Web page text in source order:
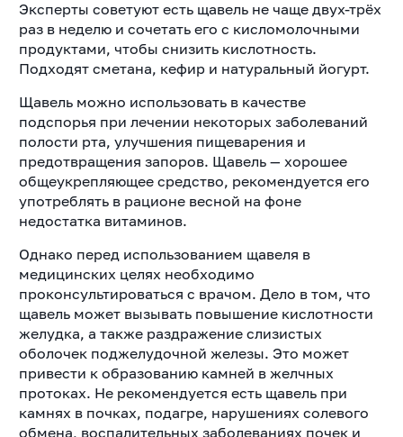
Эксперты советуют есть щавель не чаще двух-трёх
раз в неделю и сочетать его с кисломолочными
продуктами, чтобы снизить кислотность.
Подходят сметана, кефир и натуральный йогурт.
Щавель можно использовать в качестве
подспорья при лечении некоторых заболеваний
полости рта, улучшения пищеварения и
предотвращения запоров. Щавель — хорошее
общеукрепляющее средство, рекомендуется его
употреблять в рационе весной на фоне
недостатка витаминов.
Однако перед использованием щавеля в
медицинских целях необходимо
проконсультироваться с врачом. Дело в том, что
щавель может вызывать повышение кислотности
желудка, а также раздражение слизистых
оболочек поджелудочной железы. Это может
привести к образованию камней в желчных
протоках. Не рекомендуется есть щавель при
камнях в почках, подагре, нарушениях солевого
обмена, воспалительных заболеваниях почек и